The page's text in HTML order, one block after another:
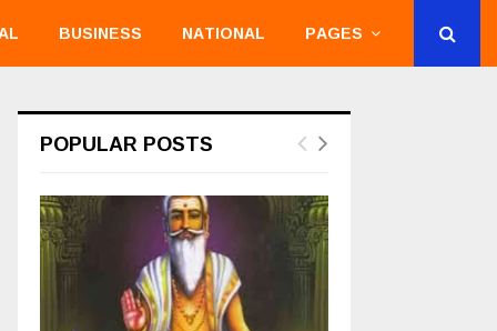
BUSINESS NATIONAL PAGES
POPULAR POSTS